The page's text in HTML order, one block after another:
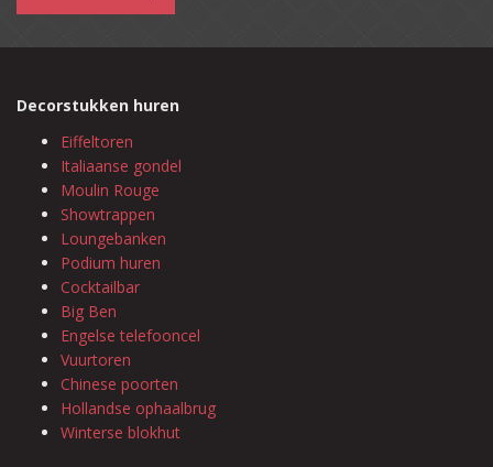
Decorstukken huren
Eiffeltoren
Italiaanse gondel
Moulin Rouge
Showtrappen
Loungebanken
Podium huren
Cocktailbar
Big Ben
Engelse telefooncel
Vuurtoren
Chinese poorten
Hollandse ophaalbrug
Winterse blokhut